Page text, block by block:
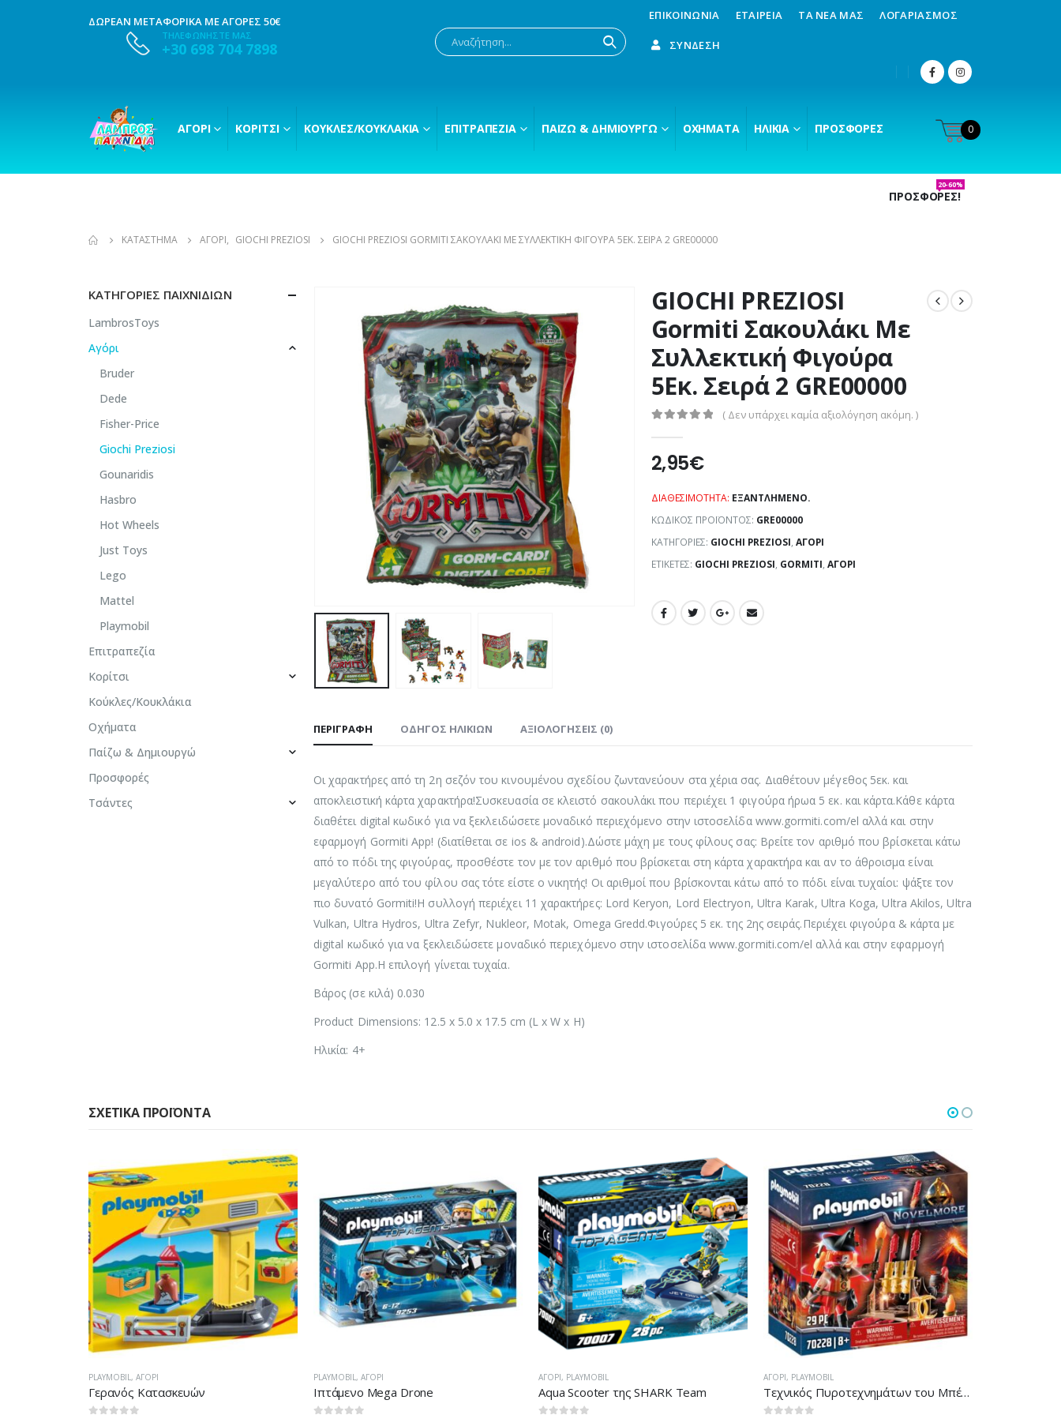
ΔΩΡΕΑΝ ΜΕΤΑΦΟΡΙΚΑ ΜΕ ΑΓΟΡΕΣ 50€
ΤΗΛΕΦΩΝΗΣΤΕ ΜΑΣ
+30 698 704 7898
ΕΠΙΚΟΙΝΩΝΊΑ ΕΤΑΙΡΕΊΑ ΤΑ ΝΈΑ ΜΑΣ ΛΟΓΑΡΙΑΣΜΌΣ
ΣΎΝΔΕΣΗ
ΑΓΌΡΙ ΚΟΡΊΤΣΙ ΚΟΎΚΛΕΣ/ΚΟΥΚΛΆΚΙΑ ΕΠΙΤΡΑΠΈΖΙΑ ΠΑΊΖΩ & ΔΗΜΙΟΥΡΓΏ ΟΧΉΜΑΤΑ ΗΛΙΚΊΑ ΠΡΟΣΦΟΡΈΣ 0
ΠΡΟΣΦΟΡΕΣ!
20-60%
ΚΑΤΆΣΤΗΜΑ ΑΓΌΡΙ, GIOCHI PREZIOSI GIOCHI PREZIOSI GORMITI ΣΑΚΟΥΛΆΚΙ ΜΕ ΣΥΛΛΕΚΤΙΚΉ ΦΙΓΟΎΡΑ 5ΕΚ. ΣΕΙΡΆ 2 GRE00000
GIOCHI PREZIOSI
Gormiti Σακουλάκι Με
Συλλεκτική Φιγούρα
5Εκ. Σειρά 2 GRE00000
( Δεν υπάρχει καμία αξιολόγηση ακόμη. )
2,95€
ΔΙΑΘΕΣΙΜΌΤΗΤΑ: ΕΞΑΝΤΛΗΜΈΝΟ.
ΚΩΔΙΚΌΣ ΠΡΟΪΌΝΤΟΣ: GRE00000
ΚΑΤΗΓΟΡΊΕΣ: GIOCHI PREZIOSI, ΑΓΌΡΙ
ΕΤΙΚΈΤΕΣ: GIOCHI PREZIOSI, GORMITI, ΑΓΌΡΙ
ΠΕΡΙΓΡΑΦΉ ΟΔΗΓΌΣ ΗΛΙΚΙΏΝ ΑΞΙΟΛΟΓΉΣΕΙΣ (0)
Oι χαρακτήρες από τη 2η σεζόν του κινουμένου σχεδίου ζωντανεύουν στα χέρια σας. Διαθέτουν μέγεθος 5εκ. και
αποκλειστική κάρτα χαρακτήρα!Συσκευασία σε κλειστό σακουλάκι που περιέχει 1 φιγούρα ήρωα 5 εκ. και κάρτα.Kάθε κάρτα
διαθέτει digital κωδικό για να ξεκλειδώσετε μοναδικό περιεχόμενο στην ιστοσελίδα www.gormiti.com/el αλλά και στην
εφαρμογή Gormiti App! (διατίθεται σε ios & android).Δώστε μάχη με τους φίλους σας: Βρείτε τον αριθμό που βρίσκεται κάτω
από το πόδι της φιγούρας, προσθέστε τον με τον αριθμό που βρίσκεται στη κάρτα χαρακτήρα και αν το άθροισμα είναι
μεγαλύτερο από του φίλου σας τότε είστε ο νικητής! Οι αριθμοί που βρίσκονται κάτω από το πόδι είναι τυχαίοι: ψάξτε τον
πιο δυνατό Gormiti!H συλλογή περιέχει 11 χαρακτήρες: Lord Keryon, Lord Electryon, Ultra Karak, Ultra Koga, Ultra Akilos, Ultra
Vulkan, Ultra Hydros, Ultra Zefyr, Nukleor, Motak, Omega Gredd.Φιγούρες 5 εκ. της 2ης σειράς.Περιέχει φιγούρα & κάρτα με
digital κωδικό για να ξεκλειδώσετε μοναδικό περιεχόμενο στην ιστοσελίδα www.gormiti.com/el αλλά και στην εφαρμογή
Gormiti App.H επιλογή γίνεται τυχαία.
Βάρος (σε κιλά) 0.030
Product Dimensions: 12.5 x 5.0 x 17.5 cm (L x W x H)
Ηλικία: 4+
ΚΑΤΗΓΟΡΊΕΣ ΠΑΙΧΝΙΔΙΏΝ
LambrosToys
Αγόρι
Bruder
Dede
Fisher-Price
Giochi Preziosi
Gounaridis
Hasbro
Hot Wheels
Just Toys
Lego
Mattel
Playmobil
Επιτραπεζία
Κορίτσι
Κούκλες/Κουκλάκια
Οχήματα
Παίζω & Δημιουργώ
Προσφορές
Τσάντες
ΣΧΕΤΙΚΆ ΠΡΟΪΌΝΤΑ
PLAYMOBIL , ΑΓΌΡΙ
Ιπτάμενο Mega Drone
ΑΓΌΡΙ,PLAYMOBIL
Aqua Scooter της SHARK Team
ΑΓΌΡΙ, PLAYMOBIL PLAYMOBIL,ΑΓΌΡΙ
Ορυχείο λάβας του Μπέρναμ